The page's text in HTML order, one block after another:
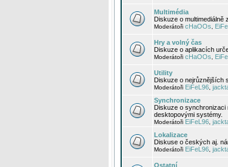
Multimédia
Diskuze o multimediálně
Moderátoři cHaOOs
Hry a volný čas
Diskuze o aplikacích
Moderátoři cHaOOs
Utility
Diskuze o nejrůznějších
Moderátoři EiFeL96
Synchronizace
Diskuze o synchronizaci
desktopovými systémy.
Moderátoři EiFeL96
Lokalizace
Diskuse o českých aj.
Moderátoři EiFeL96
Ostatní